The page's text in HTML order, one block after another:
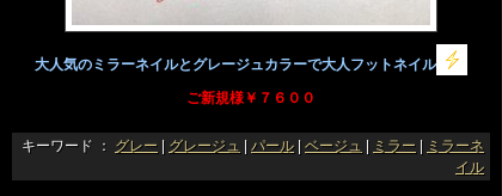
大人気のミラーネイルとグレージュカラーで大人フットネイル
ご新規様￥７６００
キーワード ： グレー | グレージュ | パール | ベージュ | ミラー | ミラーネ
イル